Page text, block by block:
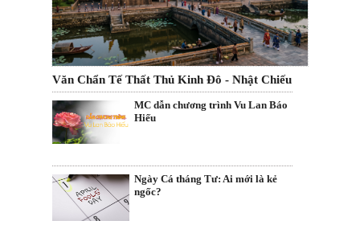
Văn Chẩn Tế Thất Thủ Kinh Đô - Nhật Chiếu
MC dẫn chương trình Vu Lan Báo
Hiếu
Ngày Cá tháng Tư: Ai mới là kẻ
ngốc?